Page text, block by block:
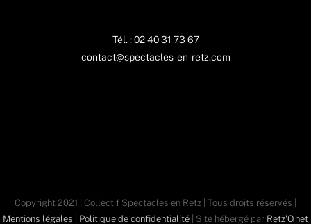
Tél. : 02 40 31 73 67
contact@spectacles-en-retz.com
Copyright 2021 | Collectif Spectacles en Retz | Tous droits réservés |
Mentions légales
Politique de confidentialité | Site hébergé par Retz'O.net